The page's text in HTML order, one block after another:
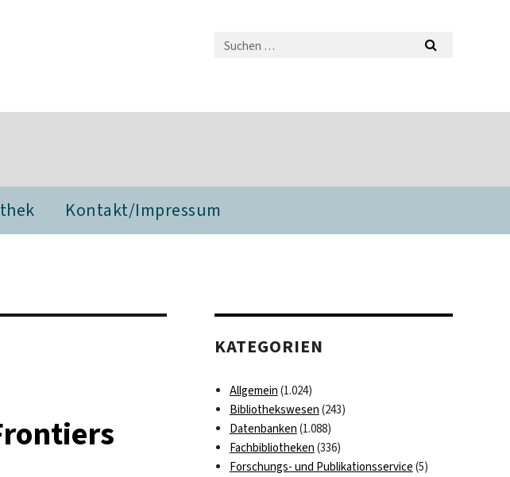
Kontakt/Impressum
KATEGORIEN
Allgemein (1.024)
Bibliothekswesen (243)
Datenbanken (1.088)
Fachbibliotheken (336)
Forschungs- und Publikationsservice (5)